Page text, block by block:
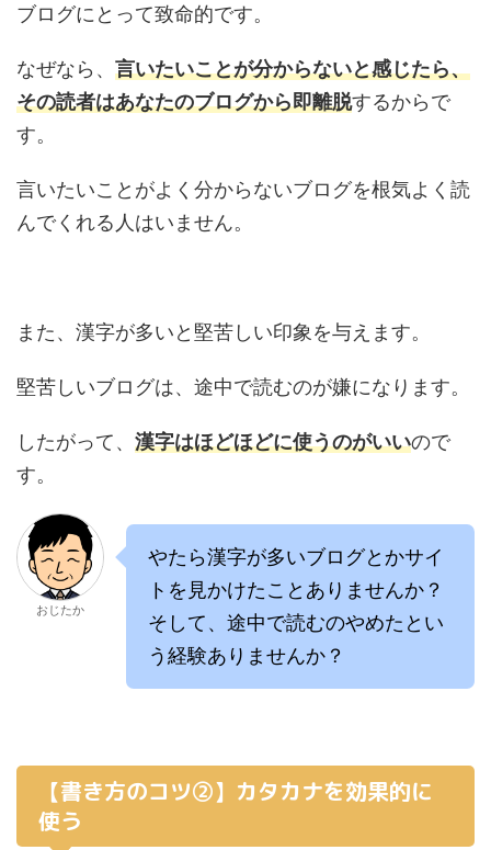
ブログにとって致命的です。
なぜなら、 言いたいことが分からないと感じたら、
その読者はあなたのブログから即離脱するからで
す。
言いたいことがよく分からないブログを根気よく読
んでくれる人はいません。
また、漢字が多いと堅苦しい印象を与えます。
堅苦しいブログは、途中で読むのが嫌になります。
したがって、 漢字はほどほどに使うのがいいので
す。
おじたか
やたら漢字が多いブログとかサイ
トを見かけたことありませんか？
そして、途中で読むのやめたとい
う経験ありませんか？
【書き方のコツ②】カタカナを効果的に
使う